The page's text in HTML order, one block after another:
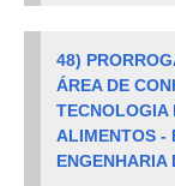
48)
ÁREA DE
TECNOLOGIA
ALIMENTOS -
ENGENHARIA